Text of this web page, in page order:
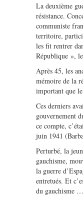
La deuxième
résistance.
communiste
territoire,
les fit rentrer
République »,
Après 45, les
mémoire de la
important que
Ces derniers
gouvernement
ce compte,
juin 1941
Perturbé, la
gauchisme,
la guerre
entretués. Et
du gauchisme